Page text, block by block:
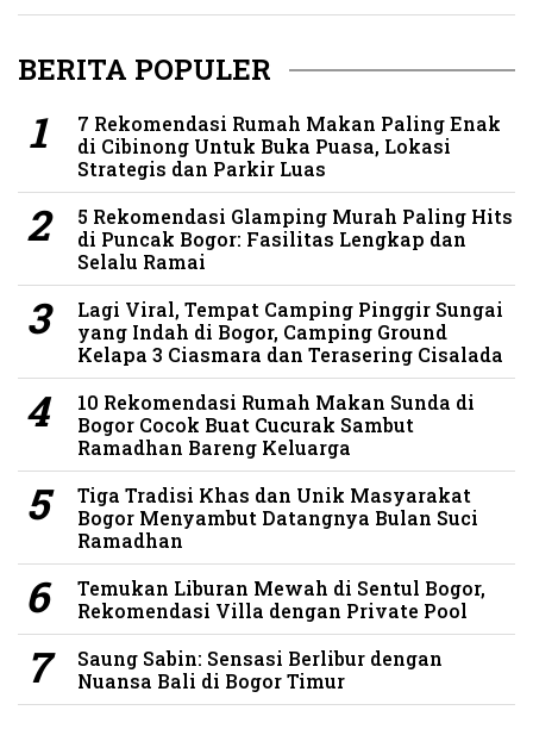
BERITA POPULER
7 Rekomendasi Rumah Makan Paling Enak
di Cibinong Untuk Buka Puasa, Lokasi
Strategis dan Parkir Luas
5 Rekomendasi Glamping Murah Paling Hits
di Puncak Bogor: Fasilitas Lengkap dan
Selalu Ramai
Lagi Viral, Tempat Camping Pinggir Sungai
yang Indah di Bogor, Camping Ground
Kelapa 3 Ciasmara dan Terasering Cisalada
10 Rekomendasi Rumah Makan Sunda di
Bogor Cocok Buat Cucurak Sambut
Ramadhan Bareng Keluarga
Tiga Tradisi Khas dan Unik Masyarakat
Bogor Menyambut Datangnya Bulan Suci
Ramadhan
Temukan Liburan Mewah di Sentul Bogor,
Rekomendasi Villa dengan Private Pool
Saung Sabin: Sensasi Berlibur dengan
Nuansa Bali di Bogor Timur